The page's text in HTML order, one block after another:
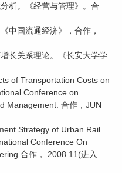
析。《经营与管理》。合
中国流通经济》，合作，
长关系理论。《长安大学学
of Transportation Costs on
Conference on
Management. 合作，JUN
Strategy of Urban Rail
Conference On
合作， 2008.11(进入